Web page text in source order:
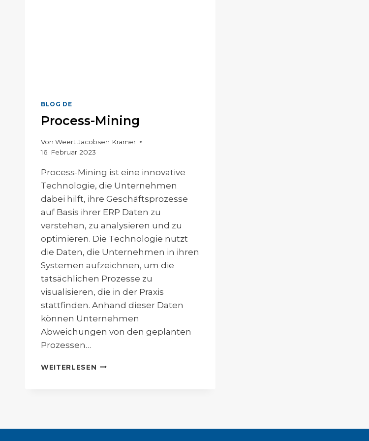
BLOG DE
Process-Mining
Von Weert Jacobsen Kramer
16. Februar 2023
Process-Mining ist eine innovative
Technologie, die Unternehmen
dabei hilft, ihre Geschäftsprozesse
auf Basis ihrer ERP Daten zu
verstehen, zu analysieren und zu
optimieren. Die Technologie nutzt
die Daten, die Unternehmen in ihren
Systemen aufzeichnen, um die
tatsächlichen Prozesse zu
visualisieren, die in der Praxis
stattfinden. Anhand dieser Daten
können Unternehmen
Abweichungen von den geplanten
Prozessen…
WEITERLESEN PROCESS-